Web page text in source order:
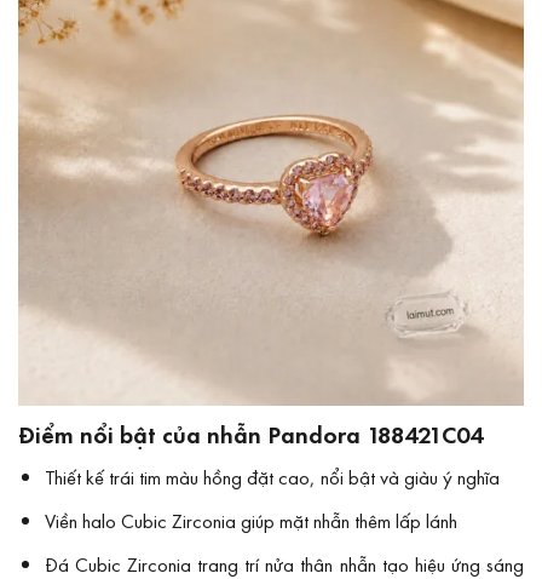
Điểm nổi bật của nhẫn Pandora 188421C04
Thiết kế trái tim màu hồng đặt cao, nổi bật và giàu ý nghĩa
Viền halo Cubic Zirconia giúp mặt nhẫn thêm lấp lánh
Đá Cubic Zirconia trang trí nửa thân nhẫn tạo hiệu ứng sáng